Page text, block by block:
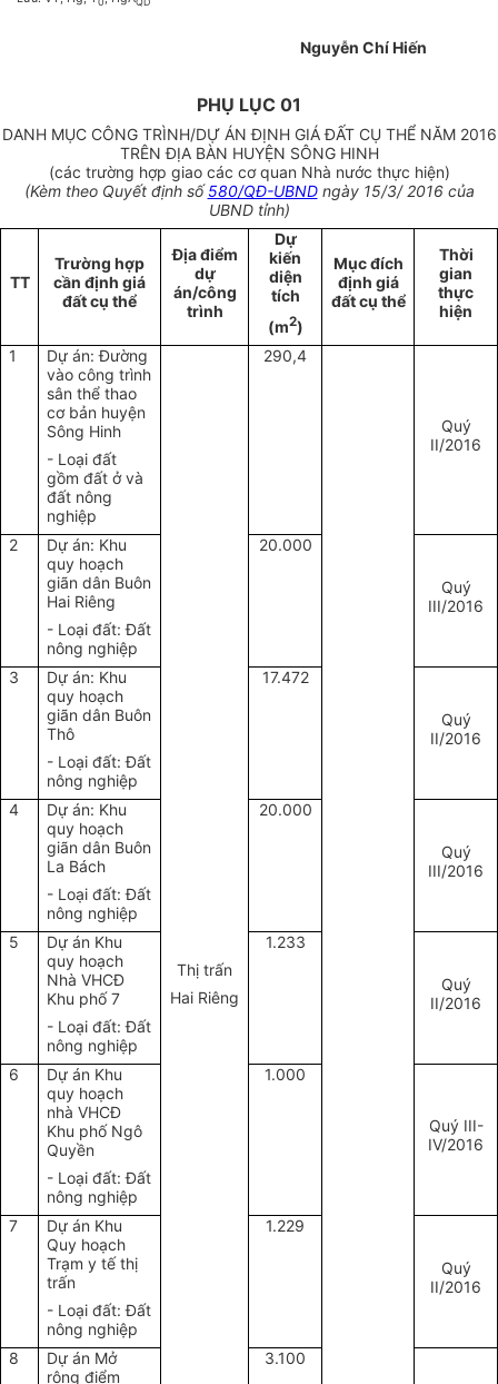
Nguyễn Chí Hiến
PHỤ LỤC 01
DANH MỤC CÔNG TRÌNH/DỰ ÁN ĐỊNH GIÁ ĐẤT CỤ THỂ NĂM 2016
TRÊN ĐỊA BÀN HUYỆN SÔNG HINH
(các trường hợp giao các cơ quan Nhà nước thực hiện)
(Kèm theo Quyết định số580/QĐ-UBNDngày 15/3/ 2016 của
UBND tỉnh)
TT
Trường hợp
cần định giá
đất cụ thể
Địa điểm
dự
án/công
trình
Dự
kiến
diện
tích
(m2)
Mục đích
định giá
đất cụ thể
Thời
gian
thực
hiện
1
Dự án: Đường
vào công trình
sân thể thao
cơ bản huyện
Sông Hinh
- Loại đất
gồm đất ở và
đất nông
nghiệp
Thị trấn
Hai Riêng
290,4
Quý
II/2016
2
Dự án: Khu
quy hoạch
giãn dân Buôn
Hai Riêng
- Loại đất: Đất
nông nghiệp
20.000
Quý
III/2016
3
Dự án: Khu
quy hoạch
giãn dân Buôn
Thô
- Loại đất: Đất
nông nghiệp
17.472
Quý
II/2016
4
Dự án: Khu
quy hoạch
giãn dân Buôn
La Bách
- Loại đất: Đất
nông nghiệp
20.000
Quý
III/2016
5
Dự án Khu
quy hoạch
Nhà VHCĐ
Khu phố 7
- Loại đất: Đất
nông nghiệp
1.233
Quý
II/2016
6
Dự án Khu
quy hoạch
nhà VHCĐ
Khu phố Ngô
Quyền
- Loại đất: Đất
nông nghiệp
1.000
Quý III-
IV/2016
7
Dự án Khu
Quy hoạch
Trạm y tế thị
trấn
- Loại đất: Đất
nông nghiệp
1.229
Quý
II/2016
8
Dự án Mở
rộng điểm
3.100